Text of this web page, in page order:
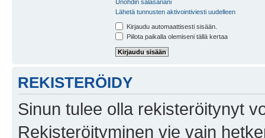
Unohdin salasanani
Lähetä tunnusten aktivointiviesti uudelleen
Kirjaudu automaattisesti sisään.
Piilota paikalla olemiseni tällä kertaa
REKISTERÖIDY
Sinun tulee olla rekisteröitynyt
Rekisteröityminen vie vain